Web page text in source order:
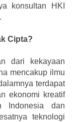
konsultan HKI
Cipta?
dari kekayaan
mencakup ilmu
terdapat
ekonomi kreatif
Indonesia dan
teknologi